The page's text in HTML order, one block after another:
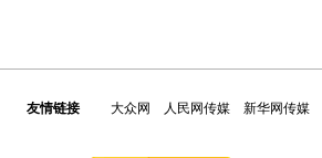
友情链接 大众网 人民网传媒 新华网传媒